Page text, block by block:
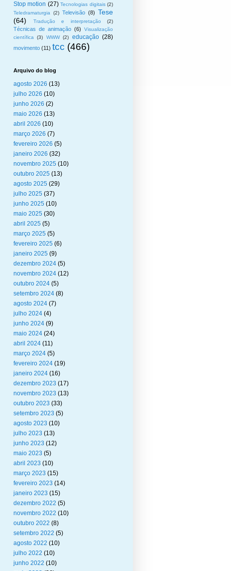
Stop motion (27) Tecnologias digitais (2)
Teledramaturgia
(2) Televisão (8) Tese
(64)
Tradução e interpretação (2)
Técnicas de animação (6)
Visualização
científica
(3) WWW (2) educação (28)
movimento (11) tcc (466)
Arquivo do blog
agosto 2026 (13)
julho 2026 (10)
junho 2026 (2)
maio 2026 (13)
abril 2026 (10)
março 2026 (7)
fevereiro 2026 (5)
janeiro 2026 (32)
novembro 2025 (10)
outubro 2025 (13)
agosto 2025 (29)
julho 2025 (37)
junho 2025 (10)
maio 2025 (30)
abril 2025 (5)
março 2025 (5)
fevereiro 2025 (6)
janeiro 2025 (9)
dezembro 2024 (5)
novembro 2024 (12)
outubro 2024 (5)
setembro 2024 (8)
agosto 2024 (7)
julho 2024 (4)
junho 2024 (9)
maio 2024 (24)
abril 2024 (11)
março 2024 (5)
fevereiro 2024 (19)
janeiro 2024 (16)
dezembro 2023 (17)
novembro 2023 (13)
outubro 2023 (33)
setembro 2023 (5)
agosto 2023 (10)
julho 2023 (13)
junho 2023 (12)
maio 2023 (5)
abril 2023 (10)
março 2023 (15)
fevereiro 2023 (14)
janeiro 2023 (15)
dezembro 2022 (5)
novembro 2022 (10)
outubro 2022 (8)
setembro 2022 (5)
agosto 2022 (10)
julho 2022 (10)
junho 2022 (10)